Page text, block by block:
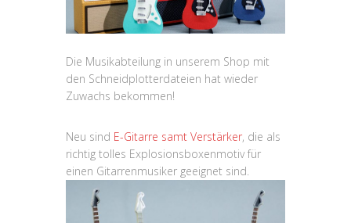
Die Musikabteilung in unserem Shop mit
den Schneidplotterdateien hat wieder
Zuwachs bekommen!
Neu sind E-Gitarre samt Verstärker, die als
richtig tolles Explosionsboxenmotiv für
einen Gitarrenmusiker geeignet sind.